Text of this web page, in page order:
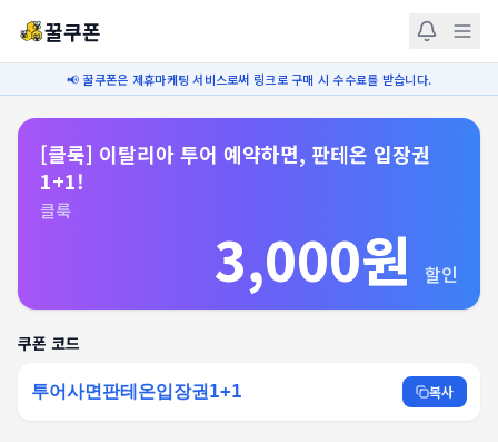
꿀쿠폰
📢 꿀쿠폰은 제휴마케팅 서비스로써 링크로 구매 시 수수료를 받습니다.
[클룩] 이탈리아 투어 예약하면, 판테온 입장권
1+1!
클룩
3,000원 할인
쿠폰 코드
투어사면판테온입장권1+1 복사